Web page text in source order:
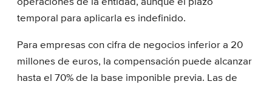
temporal para aplicarla es indefinido.
Para empresas con cifra de negocios inferior a 20
millones de euros, la compensación puede alcanzar
hasta el 70% de la base imponible previa. Las de